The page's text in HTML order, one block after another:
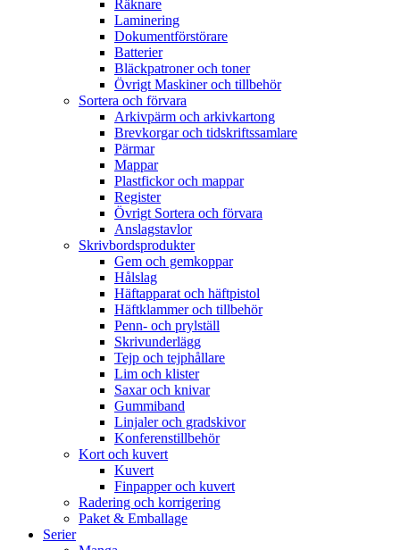
Räknare
Laminering
Dokumentförstörare
Batterier
Bläckpatroner och toner
Övrigt Maskiner och tillbehör
Sortera och förvara
Arkivpärm och arkivkartong
Brevkorgar och tidskriftssamlare
Pärmar
Mappar
Plastfickor och mappar
Register
Övrigt Sortera och förvara
Anslagstavlor
Skrivbordsprodukter
Gem och gemkoppar
Hålslag
Häftapparat och häftpistol
Häftklammer och tillbehör
Penn- och prylställ
Skrivunderlägg
Tejp och tejphållare
Lim och klister
Saxar och knivar
Gummiband
Linjaler och gradskivor
Konferenstillbehör
Kort och kuvert
Kuvert
Finpapper och kuvert
Radering och korrigering
Paket & Emballage
Serier